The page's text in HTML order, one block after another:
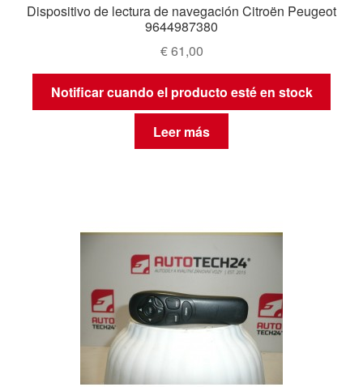
Dispositivo de lectura de navegación Citroën Peugeot
9644987380
€61,00
Notificar cuando el producto esté en stock
Leer más